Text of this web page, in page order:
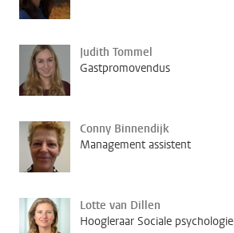
Judith Tommel
Gastpromovendus
Conny Binnendijk
Management assistent
Lotte van Dillen
Hoogleraar Sociale psychologie